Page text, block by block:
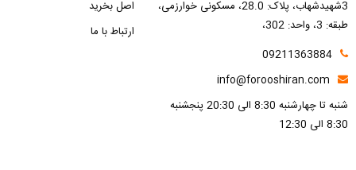
3شهیدشهاب، پلاک: 28.0، مسکونی خوارزمی،
طبقه: 3، واحد: 302،
09211363884
info@forooshiran.com
شنبه تا چهارشنبه 8:30 الی 20:30 پنجشنبه
8:30 الی 12:30
اصل بخرید
ارتباط با ما